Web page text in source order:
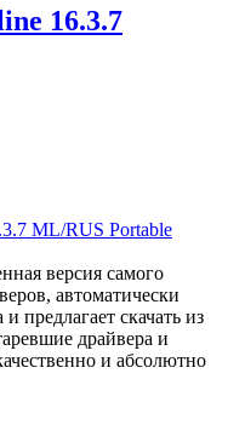
16.3.7
версия самого
автоматически
предлагает скачать из
драйвера и
и абсолютно